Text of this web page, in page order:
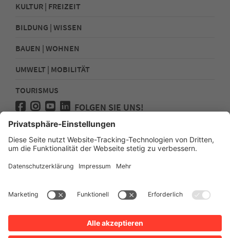
KULTUR | FREIZEIT
BILDUNG | WISSEN
BAUEN | WOHNEN
UMWELT | MOBILITÄT
TOURISMUS
FOLGEN SIE UNS!
Presse
Kontakt
Impressum
Sitemap